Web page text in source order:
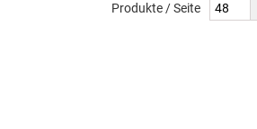
Produkte / Seite